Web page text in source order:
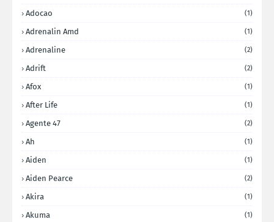
Adocao (1)
Adrenalin Amd (1)
Adrenaline (2)
Adrift (2)
Afox (1)
After Life (1)
Agente 47 (2)
Ah (1)
Aiden (1)
Aiden Pearce (2)
Akira (1)
Akuma (1)